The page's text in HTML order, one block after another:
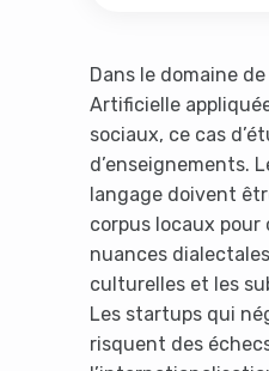
Dans le domaine
Artificielle
sociaux, ce cas
d’enseignements.
langage doivent
corpus locaux pour
nuances
culturelles et les
Les startups qui
risquent des